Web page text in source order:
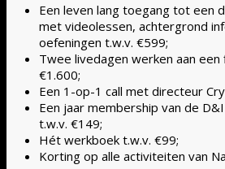
Een leven lang toegang tot een
met videolessen, achtergrond
oefeningen t.w.v. €599;
Twee livedagen werken aan een
€1.600;
Een 1-op-1 call met directeur
Een jaar membership van de
t.w.v. €149;
Hét werkboek t.w.v. €99;
Korting op alle activiteiten van